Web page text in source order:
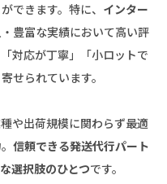
できます。特に、 インター
豊富な実績において高い評
対応が丁寧」「小ロットで
せられています。
や出荷規模に関わらず最適
信頼できる発送代行パート
選択肢のひとつです。